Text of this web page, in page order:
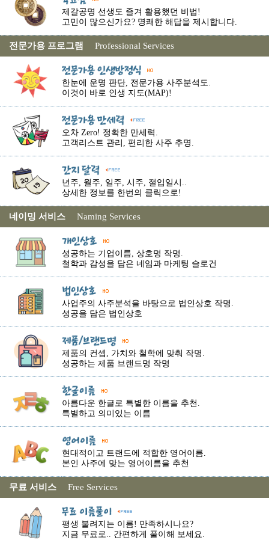
제갈공명 선생도 즐겨 활용했던 비법!
고민이 많으신가요? 명쾌한 해답을 제시합니다.
전문가용 프로그램 Professional Services
한눈에 운명 판단, 전문가용 사주분석도.
이것이 바로 인생 지도(MAP)!
오차 Zero! 정확한 만세력.
고객리스트 관리, 편리한 사주 추명.
년주, 월주, 일주, 시주, 절입일시..
상세한 정보를 한번의 클릭으로!
네이밍 서비스 Naming Services
성공하는 기업이름, 상호명 작명.
철학과 감성을 담은 네임과 마케팅 슬로건
사업주의 사주분석을 바탕으로 법인상호 작명.
성공을 담은 법인상호
제품의 컨셉, 가치와 철학에 맞춰 작명.
성공하는 제품 브랜드명 작명
아름다운 한글로 특별한 이름을 추천.
특별하고 의미있는 이름
현대적이고 트랜드에 적합한 영어이름.
본인 사주에 맞는 영어이름을 추천
무료 서비스 Free Services
평생 불려지는 이름! 만족하시나요?
지금 무료로.. 간편하게 풀이해 보세요.